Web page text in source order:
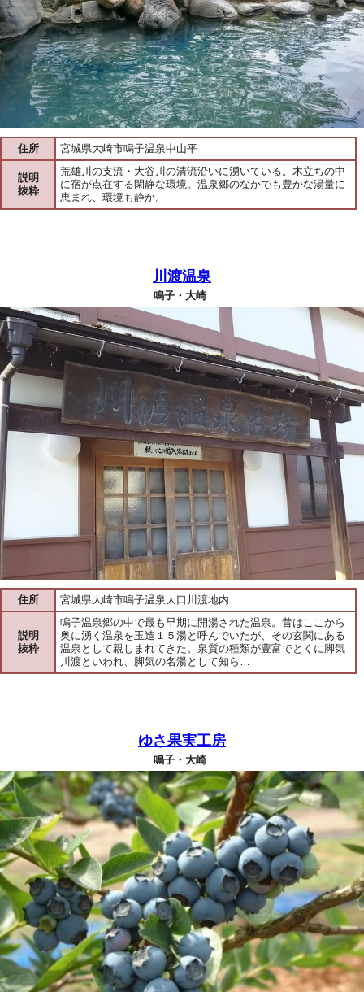
住所 宮城県大崎市鳴子温泉中山平
説明
抜粋
荒雄川の支流・大谷川の清流沿いに湧いている。木立ちの中
に宿が点在する閑静な環境。温泉郷のなかでも豊かな湯量に
恵まれ、環境も静か。
川渡温泉
鳴子・大崎
住所 宮城県大崎市鳴子温泉大口川渡地内
説明
抜粋
鳴子温泉郷の中で最も早期に開湯された温泉。昔はここから
奥に湧く温泉を玉造１５湯と呼んでいたが、その玄関にある
温泉として親しまれてきた。泉質の種類が豊富でとくに脚気
川渡といわれ、脚気の名湯として知ら…
ゆさ果実工房
鳴子・大崎